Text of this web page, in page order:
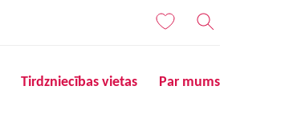
Tirdzniecības vietas Par mums